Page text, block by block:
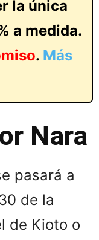
la única
a medida.
. Más
Nara
pasará a
de la
de Kioto o